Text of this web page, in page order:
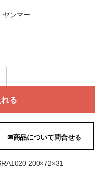
ヤンマー
る
✉商品について問合せる
200×72×31